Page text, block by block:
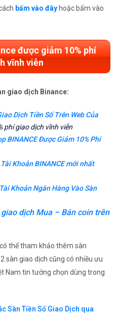
bấm vào đây hoặc bấm vào
được giảm 10% phí
vĩnh viễn
giao dịch Binance:
Dịch Tiền Số Trên Web Của
phí giao dịch vĩnh viễn
BINANCE Được Giảm 10% Phí
Khoản BINANCE mới nhất
Khoản Ngân Hàng Vào Sàn
dịch Mua – Bán coin trên
thể tham khảo thêm sàn
sàn giao dịch cũng có nhiều ưu
Nam tin tưởng chọn dùng trong
Sàn Tiền Số Giao Dịch qua